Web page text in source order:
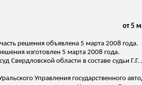
от 5
решения объявлена 5 марта 2008 года.
изготовлен 5 марта 2008 года.
Свердловской области в составе судьи
Управления государственного